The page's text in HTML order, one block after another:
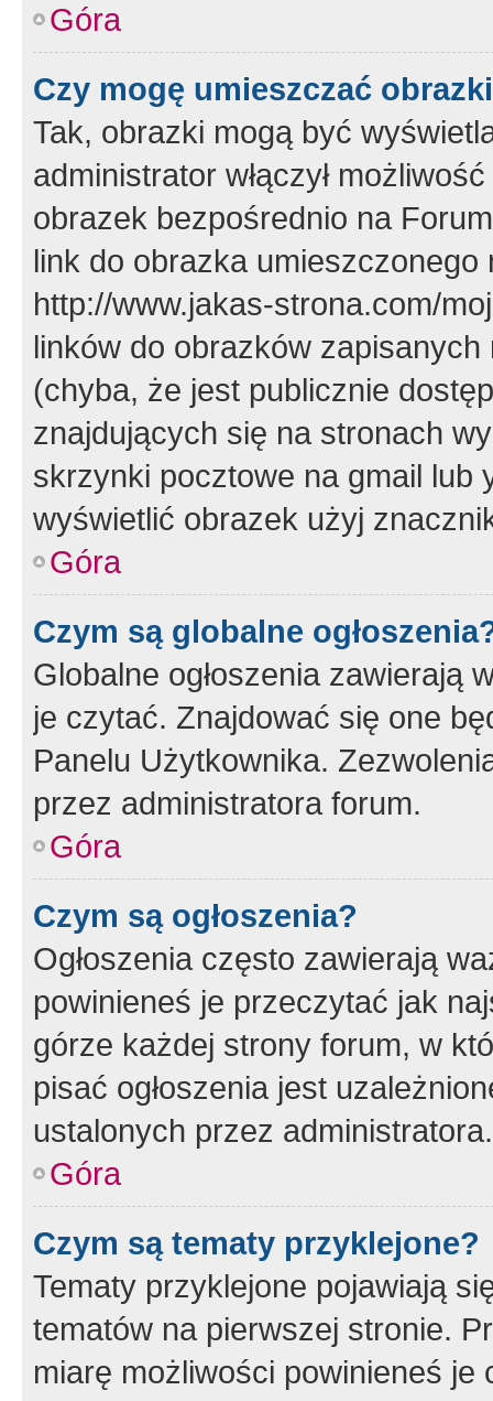
Góra
Czy mogę umieszczać
Tak, obrazki mogą być
administrator włączył
obrazek bezpośrednio na
link do obrazka
http://www.jakas-strona.com/
linków do obrazków
(chyba, że jest publicznie
znajdujących się na stronach
skrzynki pocztowe na gmail lub
wyświetlić obrazek użyj
Góra
Czym są globalne
Globalne ogłoszenia zawierają
je czytać. Znajdować się one
Panelu Użytkownika.
przez administratora forum.
Góra
Czym są ogłoszenia?
Ogłoszenia często zawierają
powinieneś je przeczytać jak
górze każdej strony forum, w
pisać ogłoszenia jest
ustalonych przez administratora.
Góra
Czym są tematy przyklejone?
Tematy przyklejone pojawiają
tematów na pierwszej stronie.
miarę możliwości powinieneś je